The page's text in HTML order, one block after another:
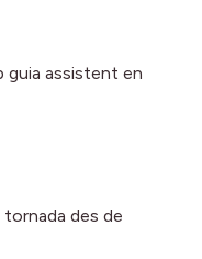
guia assistent en
des de